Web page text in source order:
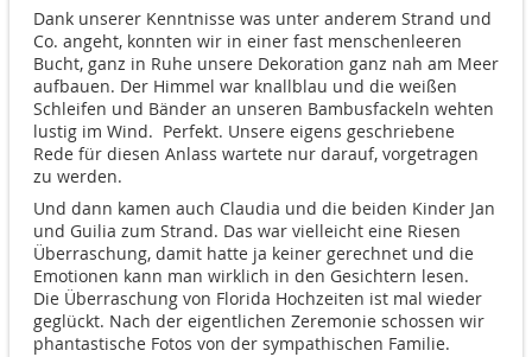
Dank unserer Kenntnisse was unter anderem Strand und
Co. angeht, konnten wir in einer fast menschenleeren
Bucht, ganz in Ruhe unsere Dekoration ganz nah am Meer
aufbauen. Der Himmel war knallblau und die weißen
Schleifen und Bänder an unseren Bambusfackeln wehten
lustig im Wind. Perfekt. Unsere eigens geschriebene
Rede für diesen Anlass wartete nur darauf, vorgetragen
zu werden.
Und dann kamen auch Claudia und die beiden Kinder Jan
und Guilia zum Strand. Das war vielleicht eine Riesen
Überraschung, damit hatte ja keiner gerechnet und die
Emotionen kann man wirklich in den Gesichtern lesen.
Die Überraschung von Florida Hochzeiten ist mal wieder
geglückt. Nach der eigentlichen Zeremonie schossen wir
phantastische Fotos von der sympathischen Familie.